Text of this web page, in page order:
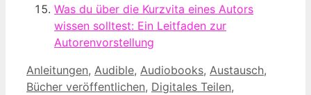
Was du über die Kurzvita eines Autors
wissen solltest: Ein Leitfaden zur
Autorenvorstellung
Kategorien
Anleitungen, Audible, Audiobooks, Austausch,
Bücher veröffentlichen, Digitales Teilen,